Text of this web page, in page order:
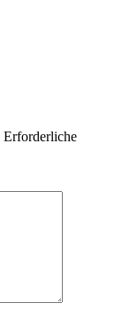
Erforderliche